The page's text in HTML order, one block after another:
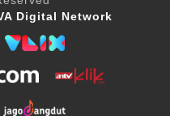
Digital Network